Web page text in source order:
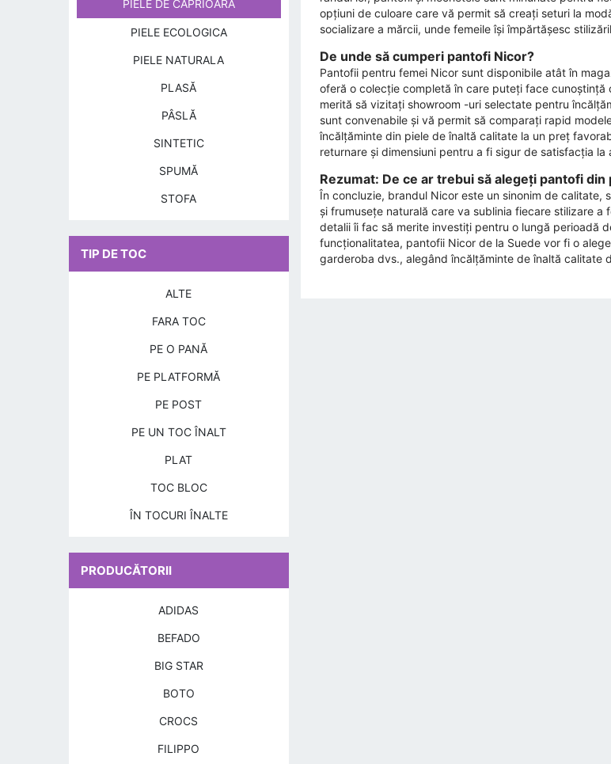
opțiuni de culoare care vă permit să creați seturi la
socializare a mărcii, unde femeile își împărtășesc
De unde să cumperi pantofi Nicor?
Pantofii pentru femei Nicor ​​sunt disponibile atât în
oferă o colecție completă în care puteți face cunoștință
merită să vizitați showroom -uri selectate pentru
sunt convenabile și vă permit să comparați rapid
încălțăminte din piele de înaltă calitate la un preț
returnare și dimensiuni pentru a fi sigur de satisfacția la
Rezumat: De ce ar trebui să alegeți pantofi
În concluzie, brandul Nicor ​​este un sinonim de
și frumusețe naturală care va sublinia fiecare stilizare
detalii îi fac să merite investiți pentru o lungă perioadă
funcționalitatea, pantofii Nicor ​​de la Suede vor fi o
garderoba dvs., alegând încălțăminte de înaltă calitate
PIELE DE CĂPRIOARĂ
PIELE ECOLOGICA
PIELE NATURALA
PLASĂ
PÂSLĂ
SINTETIC
SPUMĂ
STOFA
TIP DE TOC
ALTE
FARA TOC
PE O PANĂ
PE PLATFORMĂ
PE POST
PE UN TOC ÎNALT
PLAT
TOC BLOC
ÎN TOCURI ÎNALTE
PRODUCĂTORII
ADIDAS
BEFADO
BIG STAR
BOTO
CROCS
FILIPPO